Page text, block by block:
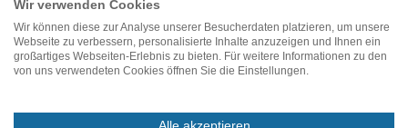
Wir verwenden Cookies
Wir können diese zur Analyse unserer Besucherdaten platzieren, um unsere
Webseite zu verbessern, personalisierte Inhalte anzuzeigen und Ihnen ein
großartiges Webseiten-Erlebnis zu bieten. Für weitere Informationen zu den
von uns verwendeten Cookies öffnen Sie die Einstellungen.